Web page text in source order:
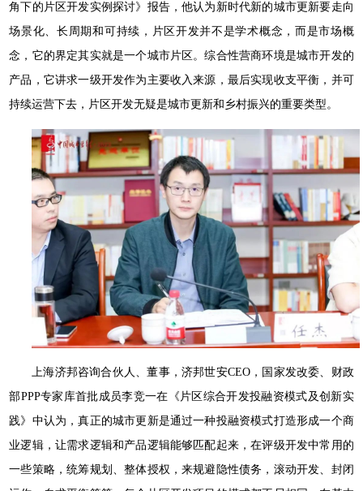
角下的片区开发实例探讨》报告，他认为新时代新的城市更新要走向
场景化、长周期和可持续，片区开发并不是学术概念，而是市场概
念，它的界定其实就是一个城市片区。综合性营商环境是城市开发的
产品，它讲求一级开发作为主要收入来源，最后实现收支平衡，并可
持续运营下去，片区开发无疑是城市更新和乡村振兴的重要类型。
上海济邦咨询合伙人、董事，济邦世安CEO，国家发改委、财政
部PPP专家库首批成员李竞一在《片区综合开发投融资模式及创新实
践》中认为，真正的城市更新是通过一种投融资模式打造形成一个商
业逻辑，让需求逻辑和产品逻辑能够匹配起来，在评级开发中常用的
一些策略，统筹规划、整体授权，来规避隐性债务，滚动开发、封闭